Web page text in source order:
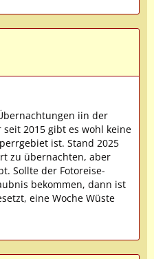
iin der
2015 gibt es wohl keine
ist. Stand 2025
zu übernachten, aber
Sollte der Fotoreise-
bekommen, dann ist
eine Woche Wüste